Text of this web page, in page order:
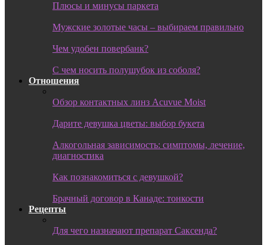
Плюсы и минусы паркета
Мужские золотые часы – выбираем правильно
Чем удобен повербанк?
С чем носить полушубок из соболя?
Отношения
Обзор контактных линз Acuvue Moist
Дарите девушка цветы: выбор букета
Алкогольная зависимость: симптомы, лечение,
диагностика
Как познакомиться с девушкой?
Брачный договор в Канаде: тонкости
Рецепты
Для чего назначают препарат Саксенда?